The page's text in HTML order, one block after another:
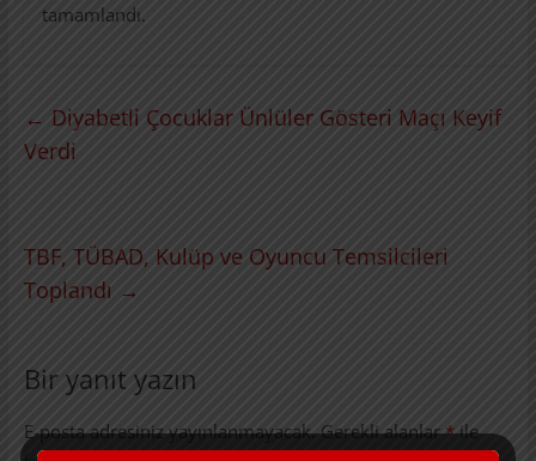
tamamlandı.
← Diyabetli Çocuklar Ünlüler Gösteri Maçı Keyif
Verdi
TBF, TÜBAD, Kulüp ve Oyuncu Temsilcileri
Toplandı →
Bir yanıt yazın
E-posta adresiniz yayınlanmayacak. Gerekli alanlar*ile